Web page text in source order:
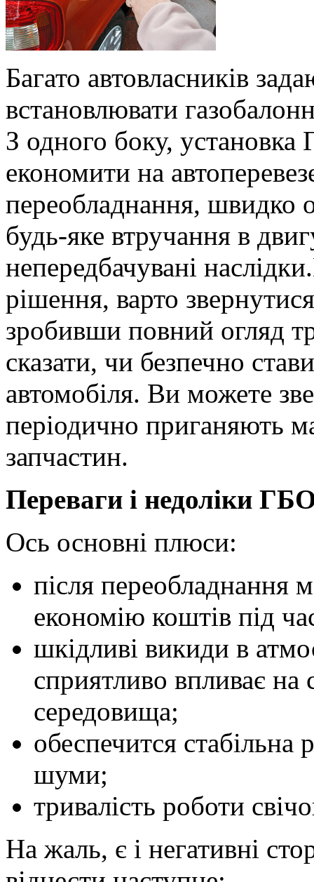
Багато автовласників
встановлювати
З одного боку, установка
економити на
переобладнання, швидко
будь-яке втручання в
непередбачувані наслідки.
рішення, варто
зробивши повний огляд
сказати, чи безпечно
автомобіля. Ви можете
періодично приганяють
запчастин.
Переваги і недоліки
Ось основні плюси:
після переобладнання
економію коштів під
шкідливі викиди в
сприятливо впливає на
середовища;
обеспечится
шуми;
тривалість роботи
На жаль, є і негативні